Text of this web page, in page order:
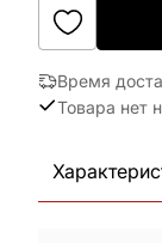
Время
Товара нет